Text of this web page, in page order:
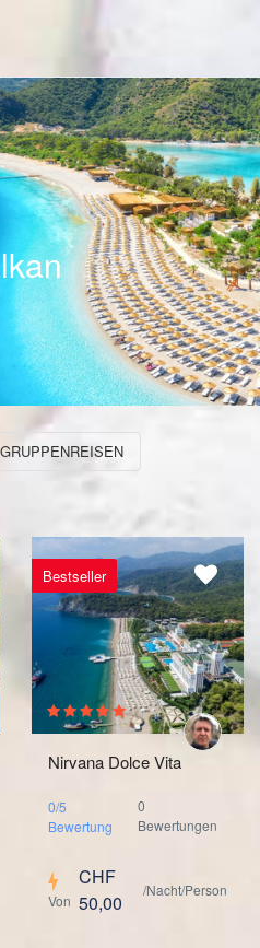
GRUPPENREISEN
Bestseller
Nirvana Dolce Vita
0/5
Bewertung
0
Bewertungen
Von
CHF
50,00
/Nacht/Person